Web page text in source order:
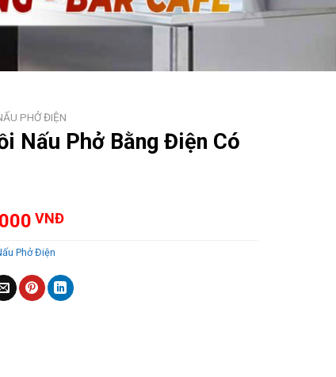
PHỞ ĐIỆN
Nấu Phở Bằng Điện Có
VNĐ
Phở Điện